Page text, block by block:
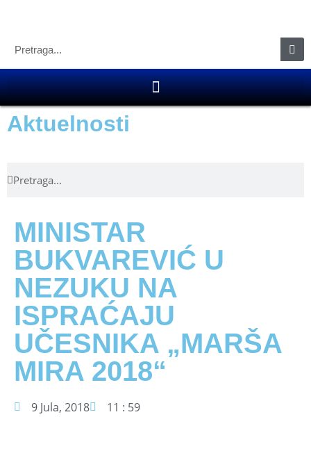
Aktuelnosti
MINISTAR
BUKVAREVIĆ U
NEZUKU NA
ISPRAĆAJU
UČESNIKA „MARŠA
MIRA 2018“
9 Jula, 2018 11 : 59